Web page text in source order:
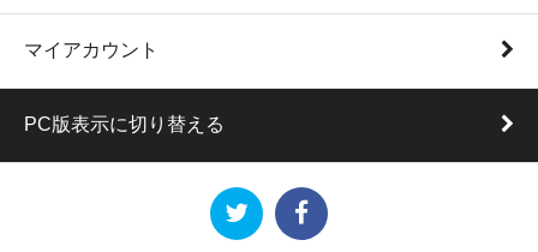
マイアカウント
PC版表示に切り替える